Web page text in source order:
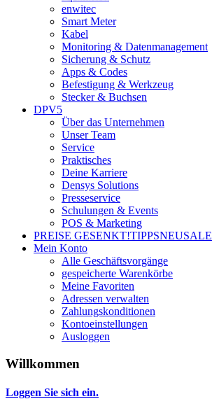
enwitec
Smart Meter
Kabel
Monitoring & Datenmanagement
Sicherung & Schutz
Apps & Codes
Befestigung & Werkzeug
Stecker & Buchsen
DPV5
Über das Unternehmen
Unser Team
Service
Praktisches
Deine Karriere
Densys Solutions
Presseservice
Schulungen & Events
POS & Marketing
PREISE GESENKT!TIPPSNEUSALE
Mein Konto
Alle Geschäftsvorgänge
gespeicherte Warenkörbe
Meine Favoriten
Adressen verwalten
Zahlungskonditionen
Kontoeinstellungen
Ausloggen
Willkommen
Loggen Sie sich ein.